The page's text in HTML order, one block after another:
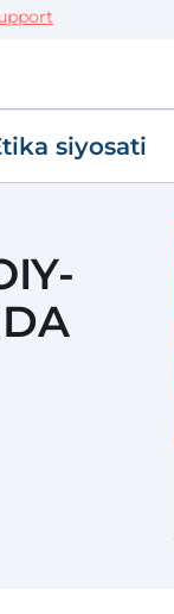
siyosati